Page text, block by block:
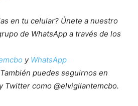
en tu celular? Únete a nuestro
de WhatsApp a través de los
y WhatsApp
puedes seguirnos en
Twitter como @elvigilantemcbo.